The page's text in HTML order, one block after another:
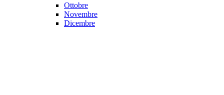
Ottobre
Novembre
Dicembre